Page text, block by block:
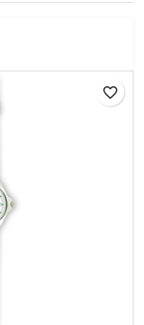
favorite_border